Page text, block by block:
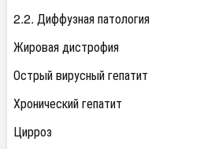
2.2. Диффузная патология
Жировая дистрофия
Острый вирусный гепатит
Хронический гепатит
Цирроз